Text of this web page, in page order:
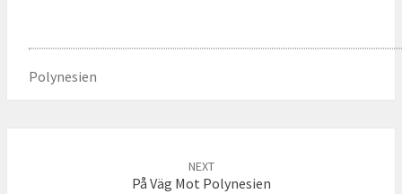
Polynesien
NEXT
På Väg Mot Polynesien